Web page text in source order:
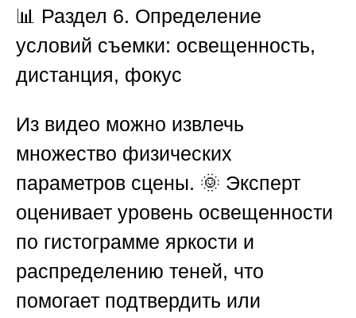
📊 Раздел 6. Определение
условий съемки: освещенность,
дистанция, фокус
Из видео можно извлечь
множество физических
параметров сцены. 🌞 Эксперт
оценивает уровень освещенности
по гистограмме яркости и
распределению теней, что
помогает подтвердить или